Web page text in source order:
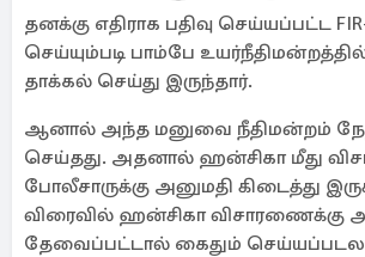
தனக்கு எதிராக பதிவு செய்யப்பட்ட
செய்யும்படி பாம்பே
தாக்கல் செய்து இருந்தார்.
ஆனால் அந்த மனுவை நீதிமன்றம்
செய்தது. அதனால் ஹன்சிகா மீது
போலீசாருக்கு அனுமதி கிடைத்து
விரைவில் ஹன்சிகா விசாரணைக்கு
தேவைப்பட்டால் கைதும்